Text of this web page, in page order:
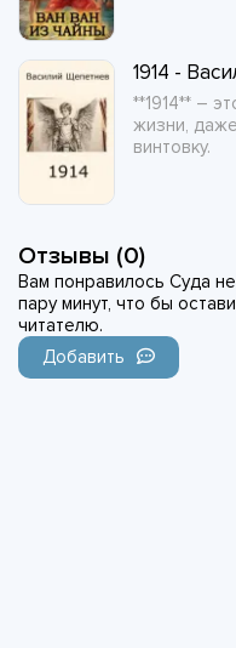
1914 -
**1914** –
жизни,
винтовку.
Отзывы (0)
Вам понравилось Суда
пару минут, что бы
читателю.
Добавить